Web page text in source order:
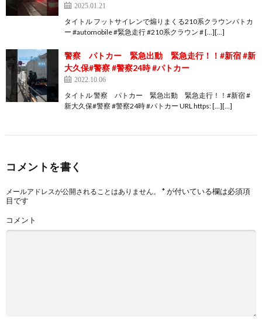
2025.01.21
タイトル フットサイレンで煽りまくる210系クラウンパトカ
ー #automobile #緊急走行 #210系クラウン # […][…]
警察 パトカー 緊急出動 緊急走行！！#新宿 #新
大久保#警察 #警察24時 #パトカー
2022.10.06
タイトル 警察 パトカー 緊急出動 緊急走行！！#新宿 #
新大久保#警察 #警察24時 #パトカー URL https: […][…]
コメントを書く
メールアドレスが公開されることはありません。 *が付いている欄は必須項
目です
コメント